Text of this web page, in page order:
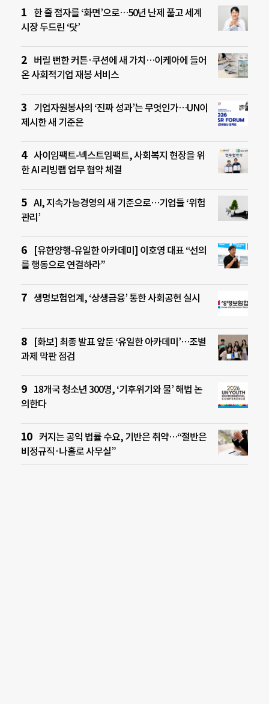
한 줄 점자를 ‘화면’으로…50년 난제 풀고 세계
시장 두드린 ‘닷’
버릴 뻔한 커튼·쿠션에 새 가치…이케아에 들어
온 사회적기업 재봉 서비스
기업자원봉사의 ‘진짜 성과’는 무엇인가…UN이
제시한 새 기준은
사이임팩트-넥스트임팩트, 사회복지 현장을 위
한 AI 리빙랩 업무 협약 체결
AI, 지속가능경영의 새 기준으로…기업들 ‘위험
관리’
[유한양행-유일한 아카데미] 이호영 대표 “선의
를 행동으로 연결하라”
생명보험업계, ‘상생금융’ 통한 사회공헌 실시
[화보] 최종 발표 앞둔 ‘유일한 아카데미’…조별
과제 막판 점검
18개국 청소년 300명, ‘기후위기와 물’ 해법 논
의한다
커지는 공익 법률 수요, 기반은 취약…“절반은
비정규직·나홀로 사무실”